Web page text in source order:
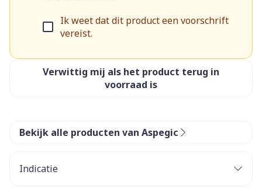
Ik weet dat dit product een voorschrift
vereist.
Verwittig mij als het product terug in
voorraad is
Bekijk alle producten van Aspegic
Indicatie